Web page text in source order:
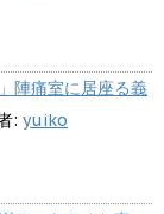
陣痛室に居座る義
: yuiko